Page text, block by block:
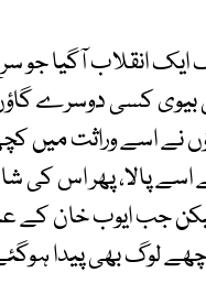
انقلاب آگیا جو
بیوی کسی دوسرے
نے اسے وراثت میں
پالا، پھر اس کی
لیکن جب ایوب خان کے
لوگ بھی پیدا